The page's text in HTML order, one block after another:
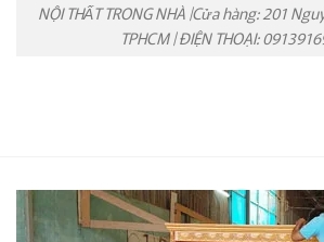
NỘI THẤT TRONG NHÀ |Cửa hàng: 201
TPHCM | ĐIỆN THOẠI: